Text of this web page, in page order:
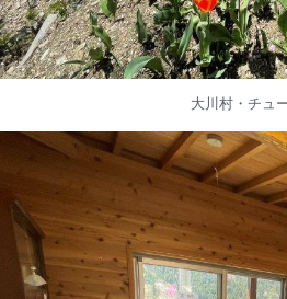
大川村・チュ